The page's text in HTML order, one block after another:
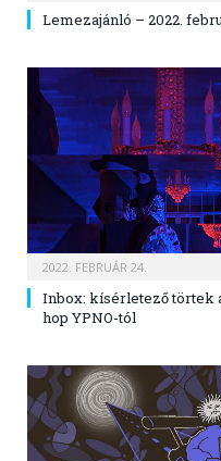
Lemezajánló – 2022.
2022. FEBRUÁR 24.
Inbox: kísérletező törtek
hop YPNO-tól